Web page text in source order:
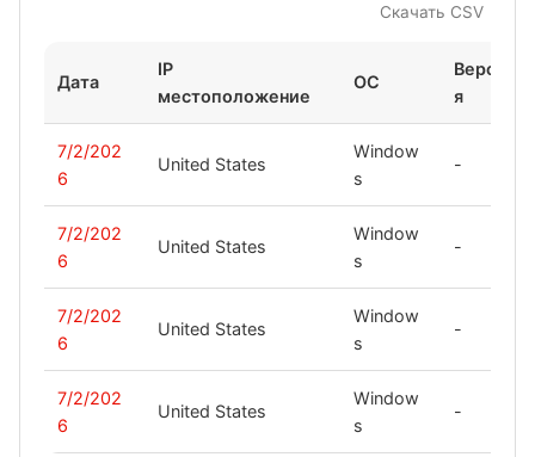
Скачать CSV
Дата
IP
местоположение
ОС
Верси
я
7/2/202
6
United States
Window
s
-
7/2/202
6
United States
Window
s
-
7/2/202
6
United States
Window
s
-
7/2/202
6
United States
Window
s
-